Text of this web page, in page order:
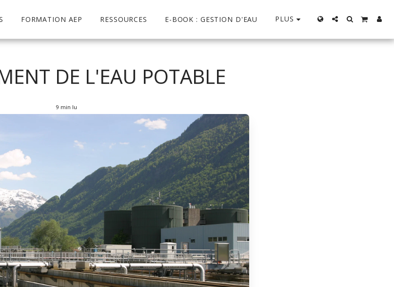
FORMATION AEP RESSOURCES E-BOOK : GESTION D'EAU PLUS
DE L'EAU POTABLE
9 min lu